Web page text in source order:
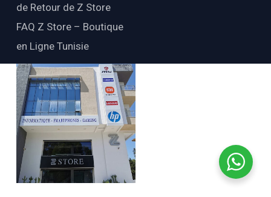
de Retour de Z Store
FAQ Z Store – Boutique
en Ligne Tunisie